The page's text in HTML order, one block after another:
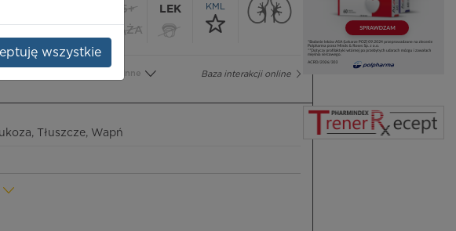
65+
CIĄŻA
LEK
KML
Baza interakcji online
Inne
Tłuszcze, Wapń
wszystkie